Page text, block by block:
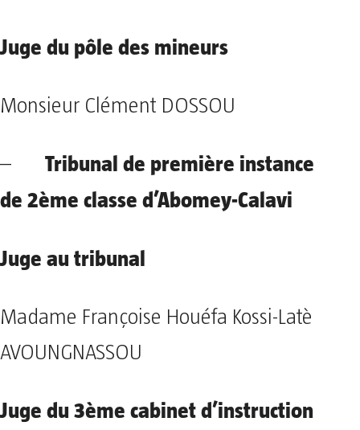
Juge du pôle des mineurs
Monsieur Clément DOSSOU
– Tribunal de première instance
de 2ème classe d’Abomey-Calavi
Juge au tribunal
Madame Françoise Houéfa Kossi-Latè
AVOUNGNASSOU
Juge du 3ème cabinet d’instruction